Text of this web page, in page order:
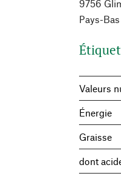
9756
Pays-Bas
Valeurs
Énergie
Graisse
dont